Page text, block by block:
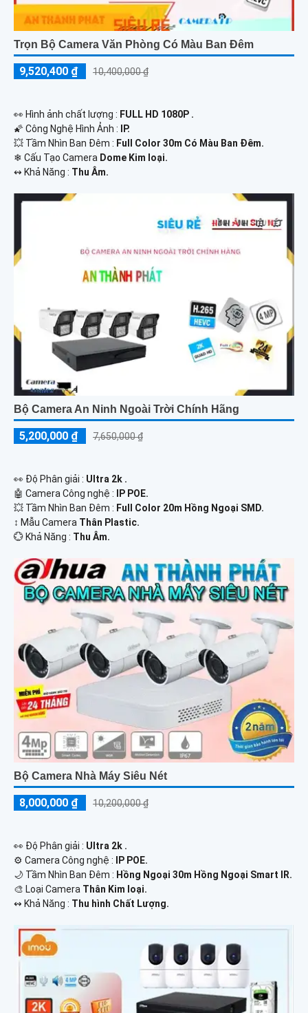
Trọn Bộ Camera Văn Phòng Có Màu Ban Đêm
9,520,400 ₫ 10,400,000 ₫
️👀 Hình ảnh chất lượng : FULL HD 1080P .
🌠 Công Nghệ Hình Ảnh :
IP.
💥 Tầm Nhìn Ban Đêm : Full Color 30m Có Màu Ban Ðêm.
❄ Cấu Tạo Camera Dome Kim loại.
️↭ Khả Năng : Thu Âm.
Bộ Camera An Ninh Ngoài Trời Chính Hãng
5,200,000 ₫ 7,650,000 ₫
️👀 Độ Phân giải : Ultra 2k .
🤖️ Camera Công nghệ :
IP POE.
💥 Tầm Nhìn Ban Đêm : Full Color 20m Hồng Ngoại SMD.
↕️ Mẫu Camera Thân Plastic.
️💮 Khả Năng : Thu Âm.
Bộ Camera Nhà Máy Siêu Nét
8,000,000 ₫ 10,200,000 ₫
️👀 Độ Phân giải : Ultra 2k .
⚙ Camera Công nghệ :
IP POE.
🌙 Tầm Nhìn Ban Đêm : Hồng Ngoại 30m Hồng Ngoại Smart IR.
🎨 Loại Camera Thân Kim loại.
️↭ Khả Năng : Thu hình Chất Lượng.